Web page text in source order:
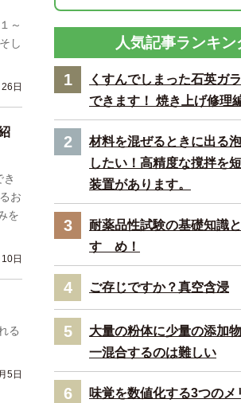
～
し
日
お
を
日
る
5日
人気記事ランキン
1
くすんでしまった石英ガ
できます！ 焼き上げ修理
2
材料を混ぜるときに出る
したい！高精度な撹拌を
装置があります。
3
耐薬品性試験の基礎知識
すゝめ！
4 ご存じですか？真空含浸
5
大量の粉体に少量の添加
一混合するのは難しい
6 味覚を数値化する3つのメ